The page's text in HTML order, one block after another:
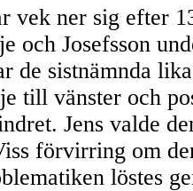
vek ner sig efter
och Josefsson
de sistnämnda
till vänster och
Jens valde
förvirring om
löstes